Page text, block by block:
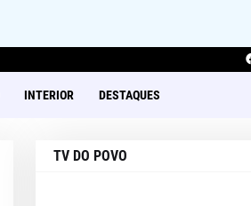
INTERIOR DESTAQUES
TV DO POVO